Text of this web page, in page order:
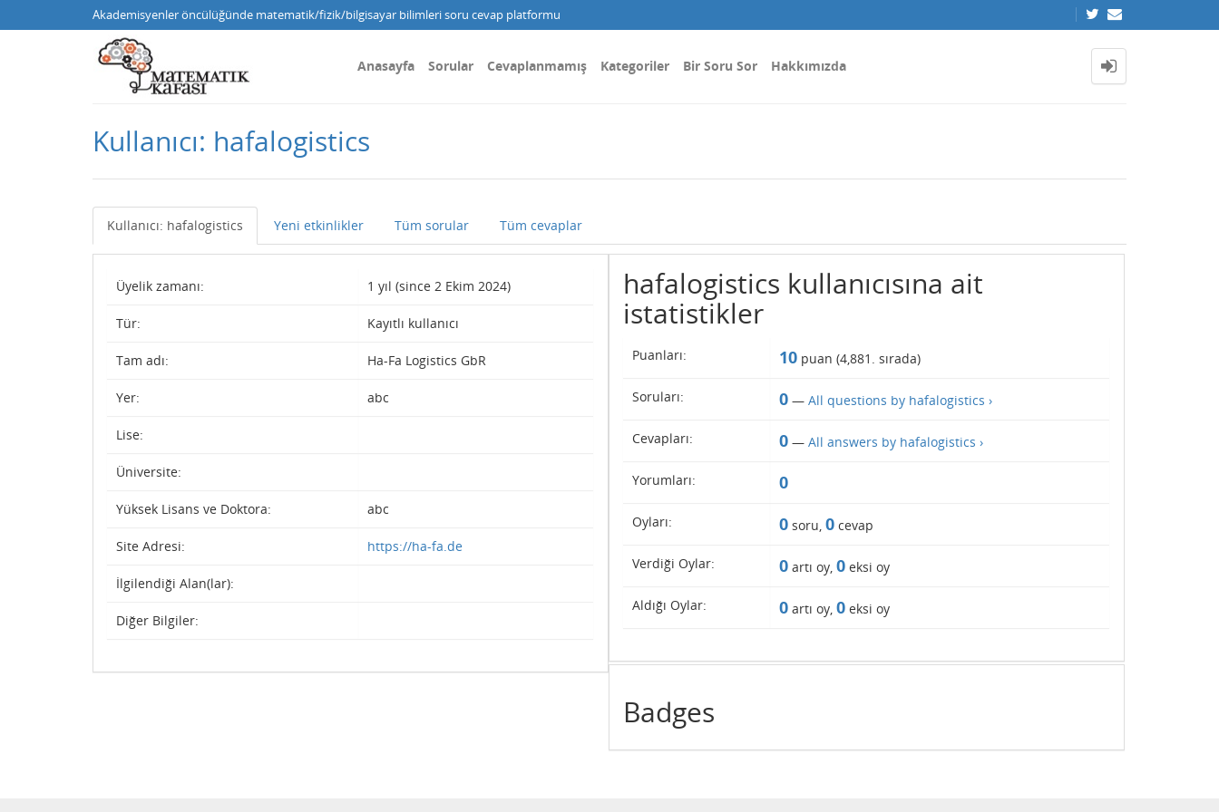
Akademisyenler öncülüğünde matematik/fizik/bilgisayar bilimleri soru cevap platformu
Anasayfa Sorular Cevaplanmamış Kategoriler Bir Soru Sor Hakkımızda
Kullanıcı: hafalogistics
Kullanıcı: hafalogistics Yeni etkinlikler Tüm sorular Tüm cevaplar
Üyelik zamanı: 1 yıl (since 2 Ekim 2024)
Tür: Kayıtlı kullanıcı
Tam adı: Ha-Fa Logistics GbR
Yer: abc
Lise:
Üniversite:
Yüksek Lisans ve Doktora: abc
Site Adresi: https://ha-fa.de
İlgilendiği Alan(lar):
Diğer Bilgiler:
hafalogistics kullanıcısına ait
istatistikler
Puanları: 10puan (4,881 . sırada)
Soruları: 0— All questions by hafalogistics ›
Cevapları: 0— All answers by hafalogistics ›
Yorumları: 0
Oyları: 0soru, 0cevap
Verdiği Oylar: 0artı oy, 0eksi oy
Aldığı Oylar: 0artı oy, 0eksi oy
Badges